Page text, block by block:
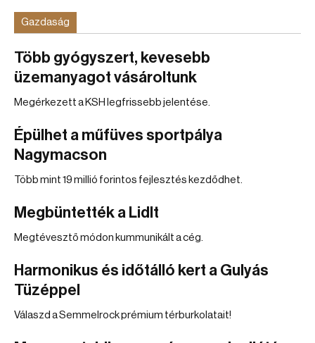
Gazdaság
Több gyógyszert, kevesebb
üzemanyagot vásároltunk
Megérkezett a KSH legfrissebb jelentése.
Épülhet a műfüves sportpálya
Nagymacson
Több mint 19 millió forintos fejlesztés kezdődhet.
Megbüntették a Lidlt
Megtévesztő módon kummunikált a cég.
Harmonikus és időtálló kert a Gulyás
Tüzéppel
Válaszd a Semmelrock prémium térburkolatait!